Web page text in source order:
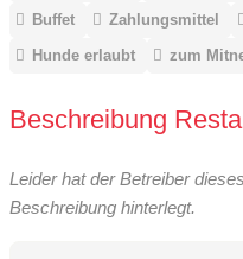
Buffet
Zahlungsmittel
Hunde erlaubt
zum
Beschreibung
Leider hat der Betreiber
Beschreibung hinterlegt.